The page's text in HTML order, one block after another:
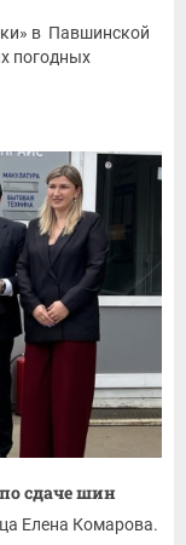
в Павшинской
погодных
сдаче шин
Елена Комарова.